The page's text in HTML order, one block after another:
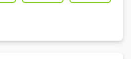
er et